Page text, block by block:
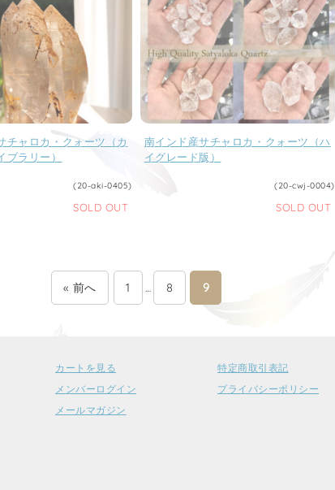
チャロカ・クォーツ（カ
ブラリー）
(20-aki-0405)
SOLD OUT
南インド産サチャロカ・クォーツ（ハ
イグレード版）
(20-cwj-0004)
SOLD OUT
« 前へ 1 … 8 9
カートを見る
メンバーログイン
メールマガジン
特定商取引表記
プライバシーポリシー